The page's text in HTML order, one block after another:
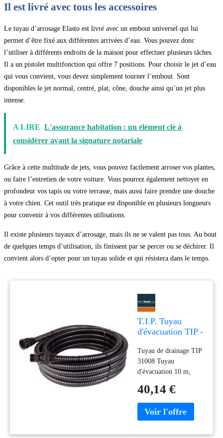
Il est livré avec tous les accessoires
Le tuyau d’arrosage Elasto est livré avec un embout universel qui lui
permet d’être fixé aux différentes arrivées d’eau. Vous pouvez donc
l’utiliser à différents endroits de la maison pour effectuer plusieurs tâches.
Il a un pistolet multifonction qui offre 7 positions. Pour choisir le jet d’eau
qui vous convient, vous devez simplement tourner l’embout. Sont
disponibles le jet normal, centré, plat, cône, douche ainsi qu’un jet plus
intense.
A LIRE L'assurance habitation : un élément clé à
considérer avant la signature notariale
Grâce à cette multitude de jets, vous pouvez facilement arroser vos plantes,
ou faire l’entretien de votre voiture. Vous pourrez également nettoyer en
profondeur vos tapis ou votre terrasse, mais aussi faire prendre une douche
à votre chien. Cet outil très pratique est disponible en plusieurs longueurs
pour convenir à vos différentes utilisations.
Il existe plusieurs tuyaux d’arrosage, mais ils ne se valent pas tous. Au bout
de quelques temps d’utilisation, ils finissent par se percer ou se déchirer. Il
convient alors d’opter pour un tuyau solide et qui résistera dans le temps.
T.I.P. Tuyau
d'évacuation TIP -
pompes,
extensible à
l'infini, avec
raccords, 31008
Tuyau de drainage TIP
31008 Tuyau
d'évacuation 10 m,
drainage efficace pour
pompes submersibles :
drainage optimal pour
tuyau de vidange pour
40,14 €